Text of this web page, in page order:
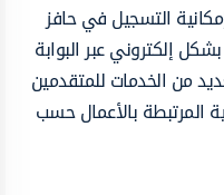
التسجيل في حافز
إلكتروني عبر البوابة
من الخدمات للمتقدمين
المرتبطة بالأعمال حسب